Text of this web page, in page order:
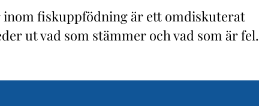
inom fiskuppfödning är ett omdiskuterat
ut vad som stämmer och vad som är fel.